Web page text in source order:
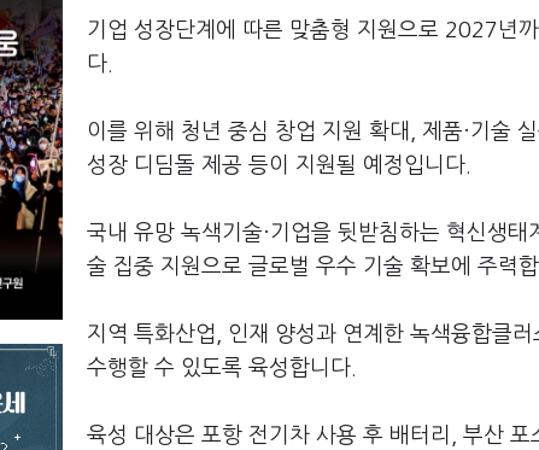
기업 성장단계에 따른 맞춤형 지원으로 2027년
다.
이를 위해 청년 중심 창업 지원 확대, 제품·기술
성장 디딤돌 제공 등이 지원될 예정입니다.
국내 유망 녹색기술·기업을 뒷받침하는 혁신생
술 집중 지원으로 글로벌 우수 기술 확보에 주력합
지역 특화산업, 인재 양성과 연계한 녹색융합클
수행할 수 있도록 육성합니다.
육성 대상은 포항 전기차 사용 후 배터리, 부산